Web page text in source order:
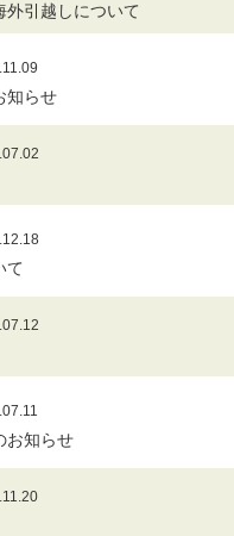
外引越しについて
知らせ
て
お知らせ